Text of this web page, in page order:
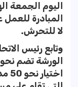
اليوم الجمعة
المبادرة
لا للتحرش.
وتابع رئيس